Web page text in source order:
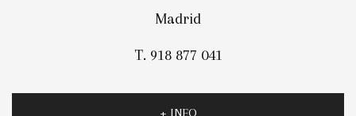
Madrid
T. 918 877 041
+ INFO